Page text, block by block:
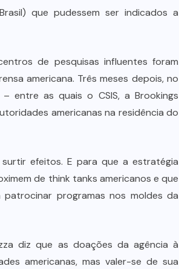
que pudessem ser indicados a
de pesquisas influentes foram
americana. Três meses depois, no
entre as quais o CSIS, a Brookings
americanas na residência do
efeitos. E para que a estratégia
de think tanks americanos e que
programas nos moldes da
diz que as doações da agência à
americanas, mas valer-se de sua